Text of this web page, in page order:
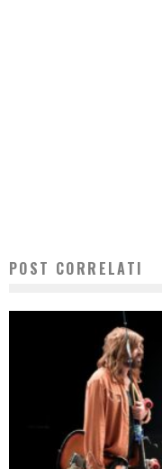
POST CORRELATI